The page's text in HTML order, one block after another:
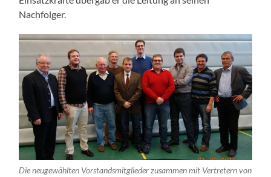
Nachfolger.
Die neugewählten Vorstandsmitglieder zusammen mit Vertretern von